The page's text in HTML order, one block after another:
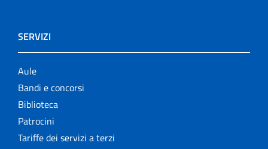
SERVIZI
Aule
Bandi e concorsi
Biblioteca
Patrocini
Tariffe dei servizi a terzi